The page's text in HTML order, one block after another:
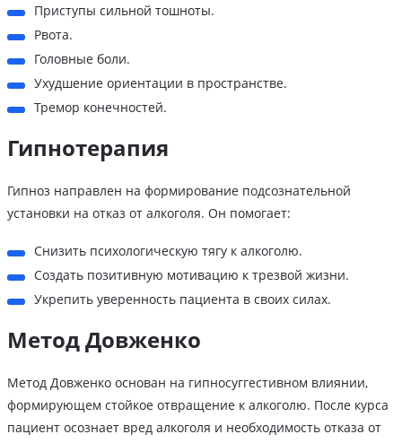
Приступы сильной тошноты.
Рвота.
Головные боли.
Ухудшение ориентации в пространстве.
Тремор конечностей.
Гипнотерапия
Гипноз направлен на формирование подсознательной
установки на отказ от алкоголя. Он помогает:
Снизить психологическую тягу к алкоголю.
Создать позитивную мотивацию к трезвой жизни.
Укрепить уверенность пациента в своих силах.
Метод Довженко
Метод Довженко основан на гипносуггестивном влиянии,
формирующем стойкое отвращение к алкоголю. После курса
пациент осознает вред алкоголя и необходимость отказа от